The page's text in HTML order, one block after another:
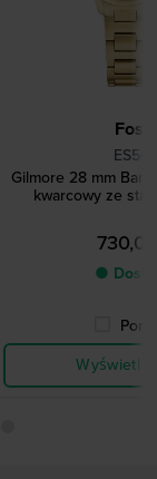
Gilmore 28 mm
kwarcowy ze
●
Wyświetl